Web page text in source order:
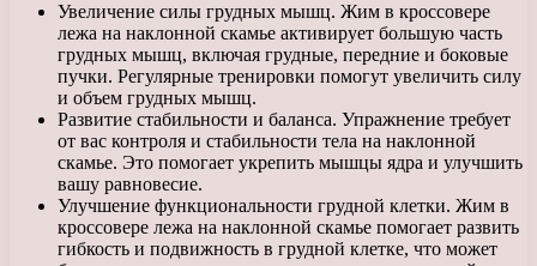
Увеличение силы грудных мышц. Жим в кроссовере
лежа на наклонной скамье активирует большую часть
грудных мышц, включая грудные, передние и боковые
пучки. Регулярные тренировки помогут увеличить силу
и объем грудных мышц.
Развитие стабильности и баланса. Упражнение требует
от вас контроля и стабильности тела на наклонной
скамье. Это помогает укрепить мышцы ядра и улучшить
вашу равновесие.
Улучшение функциональности грудной клетки. Жим в
кроссовере лежа на наклонной скамье помогает развить
гибкость и подвижность в грудной клетке, что может